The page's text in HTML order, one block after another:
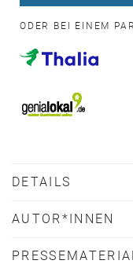
ODER BEI EINEM
DETAILS
AUTOR*INNEN